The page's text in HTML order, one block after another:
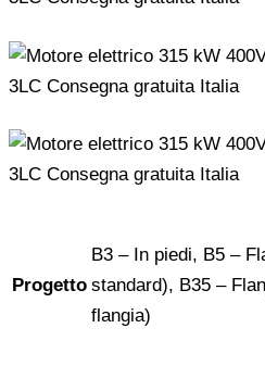
Progetto
B3 – In piedi, B5 –
standard), B35 –
flangia)